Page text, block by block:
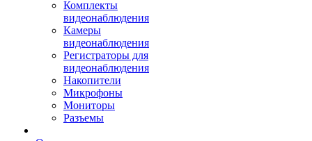
Комплекты
видеонаблюдения
Камеры
видеонаблюдения
Регистраторы для
видеонаблюдения
Накопители
Микрофоны
Мониторы
Разъемы